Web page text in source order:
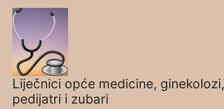
Skip
content
Liječnici opće medicine, ginekolozi,
pedijatri i zubari